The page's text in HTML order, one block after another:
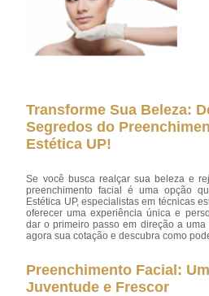
Transforme Sua Beleza:
Segredos do
Estética UP!
Se você busca realçar sua beleza e
preenchimento facial é uma opção
Estética UP, especialistas em técnicas
oferecer uma experiência única e
dar o primeiro passo em direção a uma
agora sua cotação e descubra como
Preenchimento Facial:
Juventude e Frescor